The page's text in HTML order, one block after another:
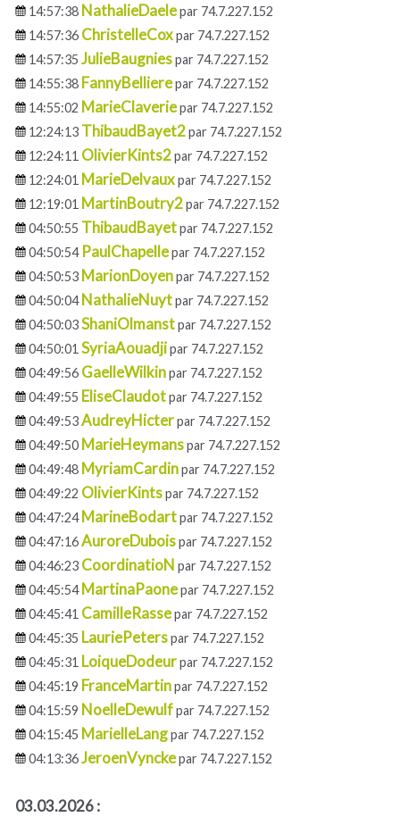
14:57:38 NathalieDaelepar 74.7.227.152
14:57:36 ChristelleCoxpar 74.7.227.152
14:57:35 JulieBaugniespar 74.7.227.152
14:55:38 FannyBellierepar 74.7.227.152
14:55:02 MarieClaveriepar 74.7.227.152
12:24:13 ThibaudBayet2par 74.7.227.152
12:24:11 OlivierKints2par 74.7.227.152
12:24:01 MarieDelvauxpar 74.7.227.152
12:19:01 MartinBoutry2par 74.7.227.152
04:50:55 ThibaudBayetpar 74.7.227.152
04:50:54 PaulChapellepar 74.7.227.152
04:50:53 MarionDoyenpar 74.7.227.152
04:50:04 NathalieNuytpar 74.7.227.152
04:50:03ShaniOlmanstpar 74.7.227.152
04:50:01 SyriaAouadjipar 74.7.227.152
04:49:56 GaelleWilkinpar 74.7.227.152
04:49:55 EliseClaudotpar 74.7.227.152
04:49:53AudreyHicterpar 74.7.227.152
04:49:50 MarieHeymanspar 74.7.227.152
04:49:48 MyriamCardinpar 74.7.227.152
04:49:22 OlivierKintspar 74.7.227.152
04:47:24 MarineBodartpar 74.7.227.152
04:47:16AuroreDuboispar 74.7.227.152
04:46:23 CoordinatioN par 74.7.227.152
04:45:54 MartinaPaonepar 74.7.227.152
04:45:41 CamilleRassepar 74.7.227.152
04:45:35 LauriePeterspar 74.7.227.152
04:45:31 LoiqueDodeurpar 74.7.227.152
04:45:19 FranceMartinpar 74.7.227.152
04:15:59 NoelleDewulfpar 74.7.227.152
04:15:45 MarielleLangpar 74.7.227.152
04:13:36JeroenVynckepar 74.7.227.152
03.03.2026 :